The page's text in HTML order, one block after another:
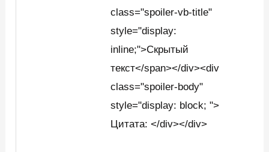
class="spoiler-vb-title"
style="display:
inline;">Скрытый
текст</span></div><div
class="spoiler-body"
style="display: block; ">
Цитата: </div></div>